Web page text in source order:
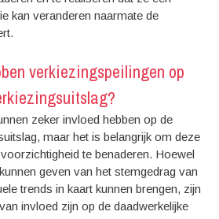
kan veranderen naarmate de
verkiezingspeilingen op
zeker invloed hebben op de
maar het is belangrijk om deze
te benaderen. Hoewel
geven van het stemgedrag van
trends in kaart kunnen brengen, zijn
invloed zijn op de daadwerkelijke